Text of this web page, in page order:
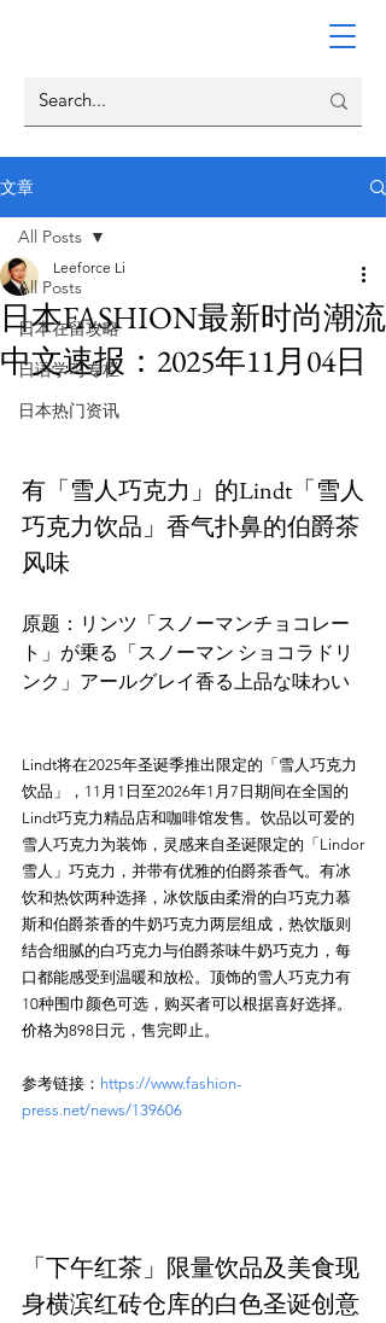
文章
All Posts
日本在留攻略
日语学习专栏
日本热门资讯
All Posts
日本FASHION最新时尚潮流
中文速报：2025年11月04日
Leeforce Li
有「雪人巧克力」的Lindt「雪人
巧克力饮品」香气扑鼻的伯爵茶
风味
原题：リンツ「スノーマンチョコレー
ト」が乗る「スノーマン ショコラドリ
Lindt将在2025年圣诞季推出限定的「雪人巧克力
饮品」，11月1日至2026年1月7日期间在全国的
Lindt巧克力精品店和咖啡馆发售。饮品以可爱的
雪人巧克力为装饰，灵感来自圣诞限定的「Lindor
雪人」巧克力，并带有优雅的伯爵茶香气。有冰
饮和热饮两种选择，冰饮版由柔滑的白巧克力慕
斯和伯爵茶香的牛奶巧克力两层组成，热饮版则
结合细腻的白巧克力与伯爵茶味牛奶巧克力，每
口都能感受到温暖和放松。顶饰的雪人巧克力有
10种围巾颜色可选，购买者可以根据喜好选择。
参考链接： https://www.fashion-
press.net/news/139606
「下午红茶」限量饮品及美食现
身横滨红砖仓库的白色圣诞创意